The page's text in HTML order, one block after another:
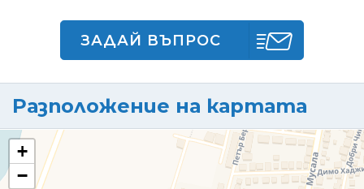
ЗАДАЙ ВЪПРОС
Разположение на картата
+
−